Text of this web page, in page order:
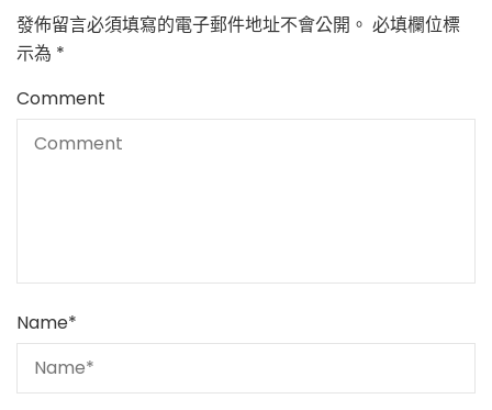
發佈留言必須填寫的電子郵件地址不會公開。 必填欄位標
示為 *
Comment
Name*